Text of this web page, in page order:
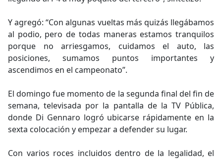
Y agregó: “Con algunas vueltas más quizás llegábamos
al podio, pero de todas maneras estamos tranquilos
porque no arriesgamos, cuidamos el auto, las
posiciones, sumamos puntos importantes y
ascendimos en el campeonato”.
El domingo fue momento de la segunda final del fin de
semana, televisada por la pantalla de la TV Pública,
donde Di Gennaro logró ubicarse rápidamente en la
sexta colocación y empezar a defender su lugar.
Con varios roces incluidos dentro de la legalidad, el